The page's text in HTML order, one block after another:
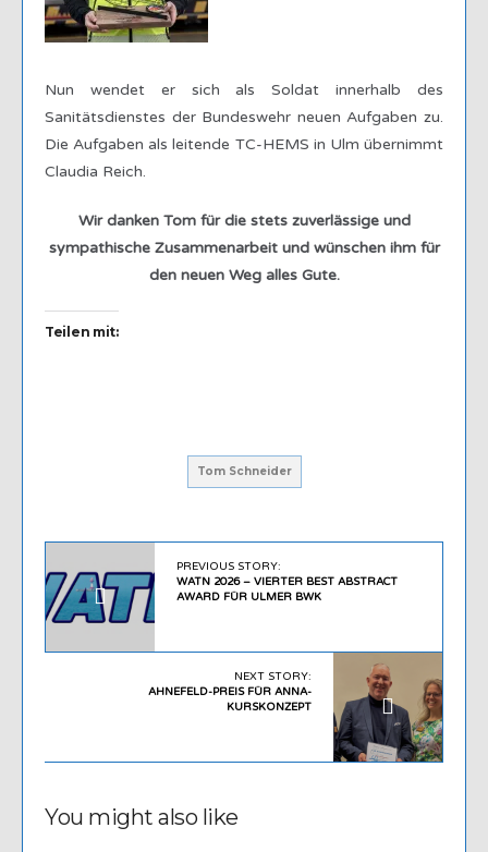
Nun wendet er sich als Soldat innerhalb des
Sanitätsdienstes der Bundeswehr neuen Aufgaben zu.
Die Aufgaben als leitende TC-HEMS in Ulm übernimmt
Claudia Reich.
Wir danken Tom für die stets zuverlässige und
sympathische Zusammenarbeit und wünschen ihm für
den neuen Weg alles Gute.
Teilen mit:
Tom Schneider
PREVIOUS STORY:
WATN 2026 – VIERTER BEST ABSTRACT
AWARD FÜR ULMER BWK
NEXT STORY:
AHNEFELD-PREIS FÜR ANNA-
KURSKONZEPT
You might also like